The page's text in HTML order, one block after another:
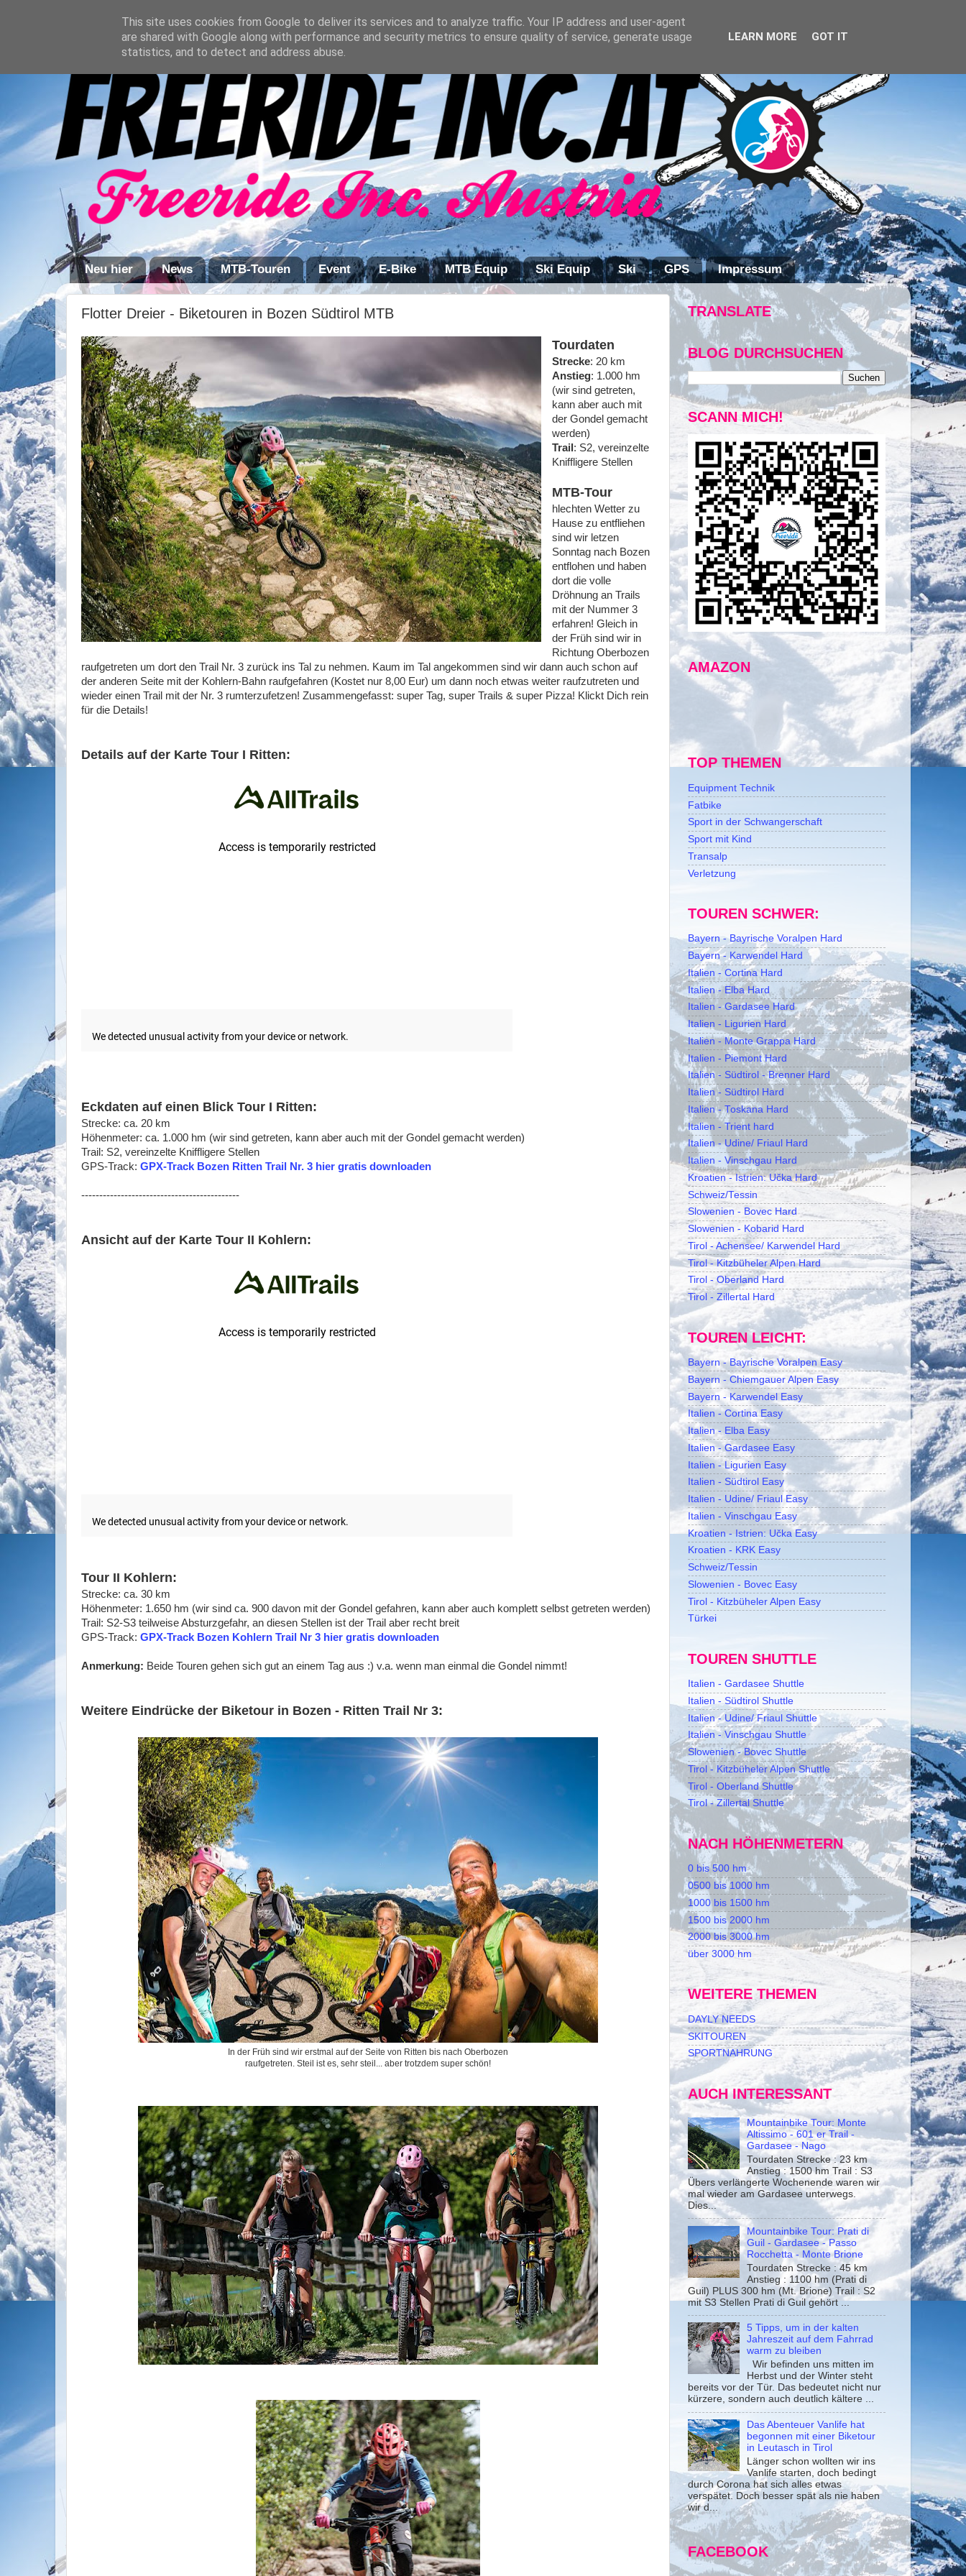
Neu hier News MTB-Touren Event E-Bike MTB Equip Ski Equip Ski GPS Impressum
Flotter Dreier - Biketouren in Bozen Südtirol MTB
Tourdaten
Strecke: 20 km
Anstieg: 1.000 hm
(wir sind getreten,
kann aber auch mit
der Gondel gemacht
werden)
Trail : S2, vereinzelte
Kniffligere Stellen
MTB-Tour
hlechten Wetter zu
Hause zu entfliehen
sind wir letzen
Sonntag nach Bozen
entflohen und haben
dort die volle
Dröhnung an Trails
mit der Nummer 3
erfahren! Gleich in
der Früh sind wir in
Richtung Oberbozen
raufgetreten um dort den Trail Nr. 3 zurück ins Tal zu nehmen. Kaum im Tal angekommen sind wir dann auch schon auf
der anderen Seite mit der Kohlern-Bahn raufgefahren (Kostet nur 8,00 Eur) um dann noch etwas weiter raufzutreten und
wieder einen Trail mit der Nr. 3 rumterzufetzen! Zusammengefasst: super Tag, super Trails & super Pizza! Klickt Dich rein
für die Details!
Details auf der Karte Tour I Ritten:
Eckdaten auf einen Blick Tour I Ritten:
Strecke: ca. 20 km
Höhenmeter: ca. 1.000 hm (wir sind getreten, kann aber auch mit der Gondel gemacht werden)
Trail: S2, vereinzelte Kniffligere Stellen
GPS-Track: GPX-Track Bozen Ritten Trail Nr. 3 hier gratis downloaden
--------------------------------------------
Ansicht auf der Karte Tour II Kohlern:
Tour II Kohlern:
Strecke: ca. 30 km
Höhenmeter: 1.650 hm (wir sind ca. 900 davon mit der Gondel gefahren, kann aber auch komplett selbst getreten werden)
Trail: S2-S3 teilweise Absturzgefahr, an diesen Stellen ist der Trail aber recht breit
GPS-Track: GPX-Track Bozen Kohlern Trail Nr 3 hier gratis downloaden
Anmerkung: Beide Touren gehen sich gut an einem Tag aus :) v.a. wenn man einmal die Gondel nimmt!
Weitere Eindrücke der Biketour in Bozen - Ritten Trail Nr 3:
In der Früh sind wir erstmal auf der Seite von Ritten bis nach Oberbozen
raufgetreten. Steil ist es, sehr steil... aber trotzdem super schön!
TRANSLATE
BLOG DURCHSUCHEN
SCANN MICH!
AMAZON
TOP THEMEN
Equipment Technik
Fatbike
Sport in der Schwangerschaft
Sport mit Kind
Transalp
Verletzung
TOUREN SCHWER:
Bayern - Bayrische Voralpen Hard
Bayern - Karwendel Hard
Italien - Cortina Hard
Italien - Elba Hard
Italien - Gardasee Hard
Italien - Ligurien Hard
Italien - Monte Grappa Hard
Italien - Piemont Hard
Italien - Südtirol - Brenner Hard
Italien - Südtirol Hard
Italien - Toskana Hard
Italien - Trient hard
Italien - Udine/ Friaul Hard
Italien - Vinschgau Hard
Kroatien - Istrien: Učka Hard
Schweiz/Tessin
Slowenien - Bovec Hard
Slowenien - Kobarid Hard
Tirol - Achensee/ Karwendel Hard
Tirol - Kitzbüheler Alpen Hard
Tirol - Oberland Hard
Tirol - Zillertal Hard
TOUREN LEICHT:
Bayern - Bayrische Voralpen Easy
Bayern - Chiemgauer Alpen Easy
Bayern - Karwendel Easy
Italien - Cortina Easy
Italien - Elba Easy
Italien - Gardasee Easy
Italien - Ligurien Easy
Italien - Südtirol Easy
Italien - Udine/ Friaul Easy
Italien - Vinschgau Easy
Kroatien - Istrien: Učka Easy
Kroatien - KRK Easy
Schweiz/Tessin
Slowenien - Bovec Easy
Tirol - Kitzbüheler Alpen Easy
Türkei
TOUREN SHUTTLE
Italien - Gardasee Shuttle
Italien - Südtirol Shuttle
Italien - Udine/ Friaul Shuttle
Italien - Vinschgau Shuttle
Slowenien - Bovec Shuttle
Tirol - Kitzbüheler Alpen Shuttle
Tirol - Oberland Shuttle
Tirol - Zillertal Shuttle
NACH HÖHENMETERN
0 bis 500 hm
0500 bis 1000 hm
1000 bis 1500 hm
1500 bis 2000 hm
2000 bis 3000 hm
über 3000 hm
WEITERE THEMEN
DAYLY NEEDS
SKITOUREN
SPORTNAHRUNG
AUCH INTERESSANT
Mountainbike Tour: Monte
Altissimo - 601 er Trail -
Gardasee - Nago
Tourdaten Strecke : 23 km
Anstieg : 1500 hm Trail : S3
Übers verlängerte Wochenende waren wir
mal wieder am Gardasee unterwegs.
Dies...
Mountainbike Tour: Prati di
Guil - Gardasee - Passo
Rocchetta - Monte Brione
Tourdaten Strecke : 45 km
Anstieg : 1100 hm (Prati di
Guil) PLUS 300 hm (Mt. Brione) Trail : S2
mit S3 Stellen Prati di Guil gehört ...
5 Tipps, um in der kalten
Jahreszeit auf dem Fahrrad
warm zu bleiben
Wir befinden uns mitten im
Herbst und der Winter steht
bereits vor der Tür. Das bedeutet nicht nur
kürzere, sondern auch deutlich kältere ...
Das Abenteuer Vanlife hat
begonnen mit einer Biketour
in Leutasch in Tirol
Länger schon wollten wir ins
Vanlife starten, doch bedingt
durch Corona hat sich alles etwas
verspätet. Doch besser spät als nie haben
wir d...
FACEBOOK
This site uses cookies from Google to deliver its services and to analyze traffic. Your IP address and user-agent
are shared with Google along with performance and security metrics to ensure quality of service, generate usage
statistics, and to detect and address abuse.
LEARN MORE GOT IT